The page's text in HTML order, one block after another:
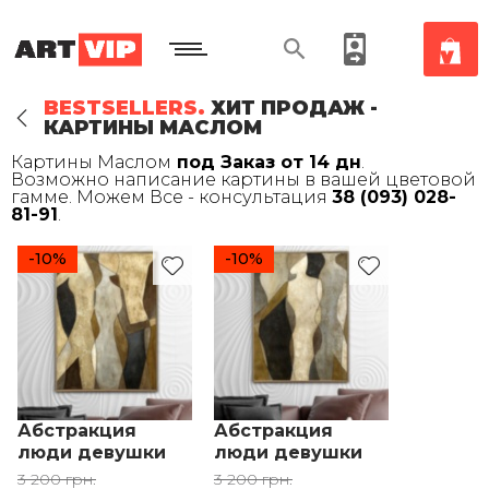
BESTSELLERS. ХИТ ПРОДАЖ -
КАРТИНЫ МАСЛОМ
Картины Маслом под Заказ от 14 дн.
Возможно написание картины в вашей цветовой
гамме. Можем Все - консультация 38 (093) 028-
81-91.
-10%
Абстракция
люди девушки
желтый
3 200 грн.
-10%
Абстракция
люди девушки
коричневый
3 200 грн.